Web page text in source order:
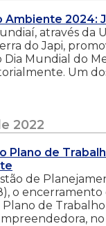
Ambiente 2024:
através da
do Japi,
Dia Mundial do
Um
2022
Plano de
de
o encerramento
de